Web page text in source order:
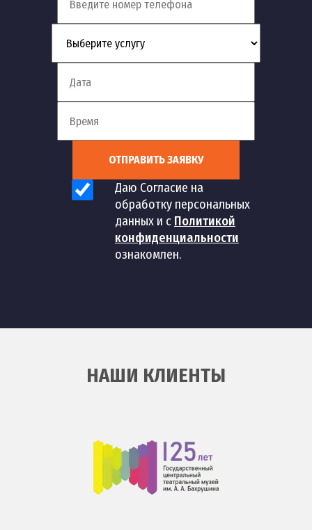
ОТПРАВИТЬ ЗАЯВКУ
Даю Согласие на
обработку персональных
данных и с Политикой
конфиденциальности
ознакомлен.
НАШИ КЛИЕНТЫ